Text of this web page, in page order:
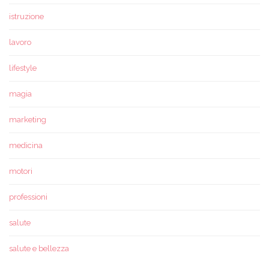
istruzione
lavoro
lifestyle
magia
marketing
medicina
motori
professioni
salute
salute e bellezza